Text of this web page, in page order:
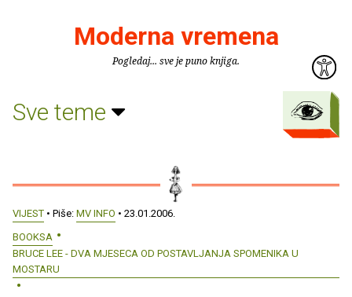
Moderna vremena
Pogledaj... sve je puno knjiga.
Sve teme
VIJEST • Piše: MV INFO • 23.01.2006.
BOOKSA
BRUCE LEE - DVA MJESECA OD POSTAVLJANJA SPOMENIKA U
MOSTARU